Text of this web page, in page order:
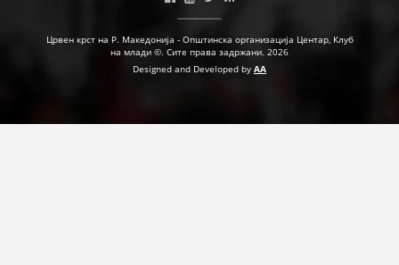
Црвен крст на Р. Македонија - Општинска организација Центар, Клуб
на млади ©. Сите права задржани. 2026
Designed and Developed by AA